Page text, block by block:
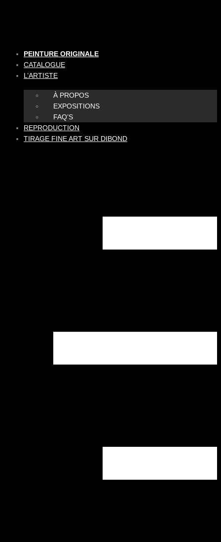
PEINTURE ORIGINALE
CATALOGUE
L’ARTISTE
À PROPOS
EXPOSITIONS
FAQ’S
REPRODUCTION
TIRAGE FINE ART SUR DIBOND